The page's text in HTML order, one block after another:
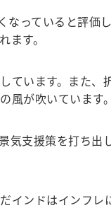
っていると評
ます。
ています。また
が吹いています
気支援策を打ち
ンドはインフ